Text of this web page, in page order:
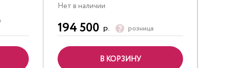
Нет в наличии
194 500 р. розница
В КОРЗИНУ